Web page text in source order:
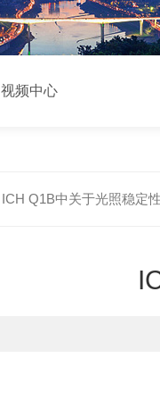
视频中心
ICH Q1B中关于光照稳定